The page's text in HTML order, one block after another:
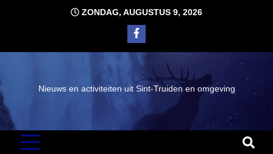
ZONDAG, AUGUSTUS 9, 2026
Nieuws en activiteiten uit Sint-Truiden en omgeving